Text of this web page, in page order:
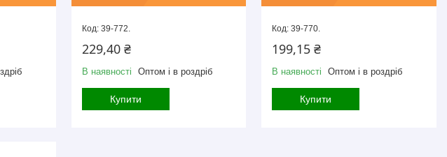
39-772.
229,40 ₴
В наявності Оптом і в роздріб
Купити
39-770.
199,15 ₴
В наявності Оптом і в роздріб
Купити